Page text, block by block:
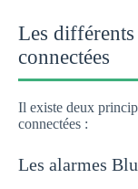
Les différents
connectées
Il existe deux
connectées :
Les alarmes